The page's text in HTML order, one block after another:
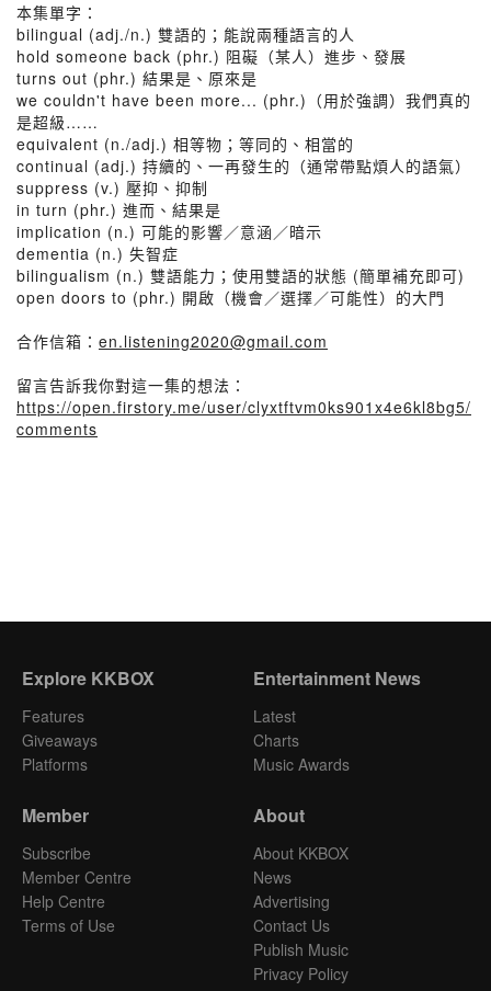
本集單字：
bilingual (adj./n.) 雙語的；能說兩種語言的人
hold someone back (phr.) 阻礙（某人）進步、發展
turns out (phr.) 結果是、原來是
we couldn't have been more... (phr.)（用於強調）我們真的
是超級……
equivalent (n./adj.) 相等物；等同的、相當的
continual (adj.) 持續的、一再發生的（通常帶點煩人的語氣）
suppress (v.) 壓抑、抑制
in turn (phr.) 進而、結果是
implication (n.) 可能的影響／意涵／暗示
dementia (n.) 失智症
bilingualism (n.) 雙語能力；使用雙語的狀態 (簡單補充即可)
open doors to (phr.) 開啟（機會／選擇／可能性）的大門
合作信箱： en.listening2020@gmail.com
留言告訴我你對這一集的想法：
https://open.firstory.me/user/clyxtftvm0ks901x4e6kl8bg5/
comments
Explore KKBOX
Features
Giveaways
Platforms
Entertainment News
Latest
Charts
Music Awards
Member
Subscribe
Member Centre
Help Centre
Terms of Use
About
About KKBOX
News
Advertising
Contact Us
Publish Music
Privacy Policy